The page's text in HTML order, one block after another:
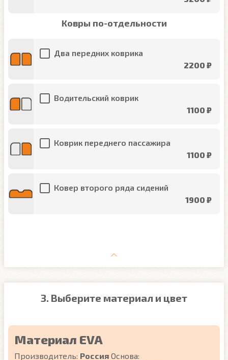
Ковры по-отдельности
Два передних коврика
2200 ₽
Водительский коврик
1100 ₽
Коврик переднего пассажира
1100 ₽
Ковер второго ряда сидений
1900 ₽
3. Выберите материал и цвет
Материал EVA
Производитель: Россия Основа: